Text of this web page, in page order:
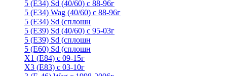
5 (E34) Sd (40/60) с 88-96г
5 (E34) Wag (40/60) с 88-96г
5 (E34) Sd (сплошн
5 (E39) Sd (40/60) с 95-03г
5 (E39) Sd (сплошн
5 (E60) Sd (сплошн
X1 (E84) с 09-15г
X3 (E83) с 03-10г